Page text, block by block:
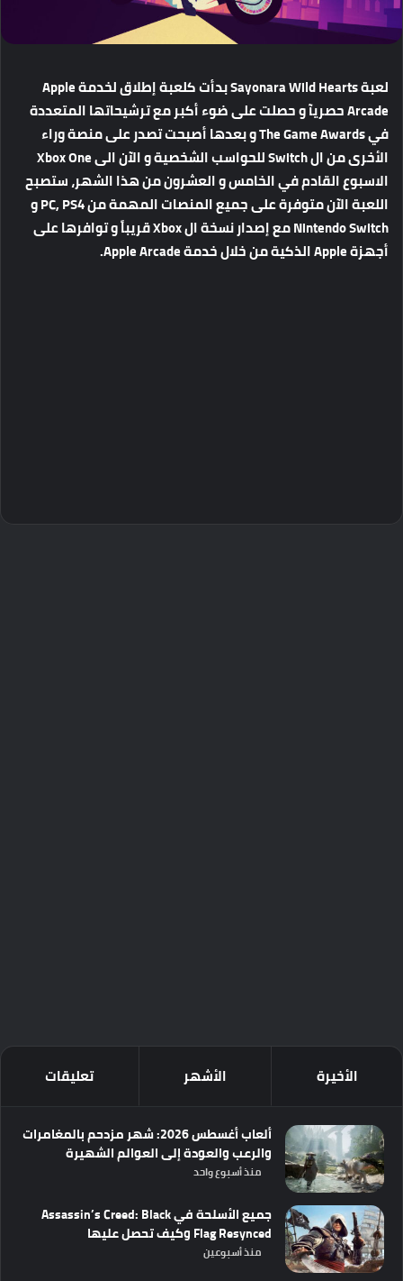
لعبة Sayonara Wild Hearts بدأت كلعبة إطلاق لخدمة Apple
Arcade حصريآ و حصلت على ضوء أكبر مع ترشيحاتها المتعددة
في The Game Awards و بعدها أصبحت تصدر على منصة وراء
الأخرى من ال Switch للحواسب الشخصية و الآن الى Xbox One
الاسبوع القادم في الخامس و العشرون من هذا الشهر، ستصبح
اللعبة الآن متوفرة على جميع المنصات المهمة من PC, PS4 و
Nintendo Switch مع إصدار نسخة ال Xbox قريباً و توافرها على
أجهزة Apple الذكية من خلال خدمة Apple Arcade.
الأخيرة الأشهر تعليقات
ألعاب أغسطس 2026: شهر مزدحم بالمغامرات
والرعب والعودة إلى العوالم الشهيرة
منذ أسبوع واحد
جميع الأسلحة في Assassin’s Creed: Black
Flag Resynced وكيف تحصل عليها
منذ أسبوعين